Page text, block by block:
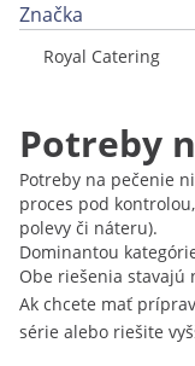
Značka
Royal Catering
Potreby
Potreby na pečenie
proces pod
polevy či náteru).
Dominantou
Obe riešenia
Ak chcete mať
série alebo riešite